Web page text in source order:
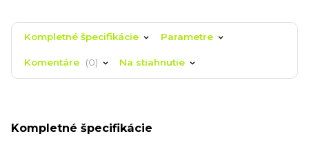
Kompletné špecifikácie Parametre
Komentáre 0 Na stiahnutie
Kompletné špecifikácie